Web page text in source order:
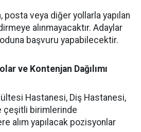
posta veya diğer yollarla yapılan
alınmayacaktır. Adaylar
başvuru yapabilecektir.
ve Kontenjan Dağılımı
Hastanesi, Diş Hastanesi,
çeşitli birimlerinde
alım yapılacak pozisyonlar